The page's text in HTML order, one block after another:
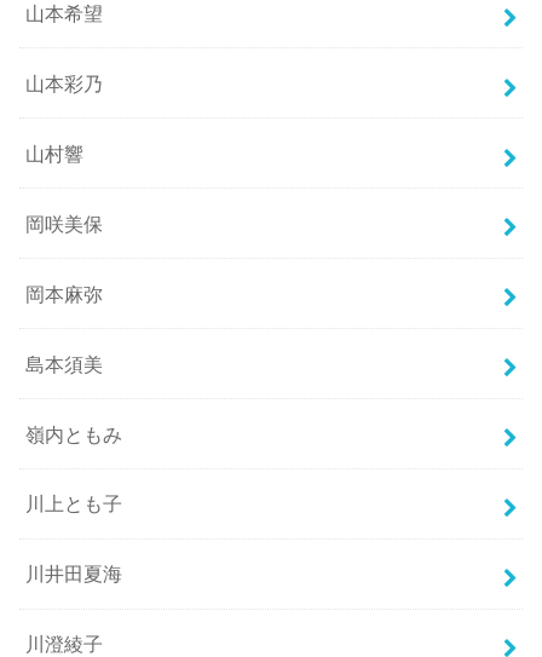
山本希望
山本彩乃
山村響
岡咲美保
岡本麻弥
島本須美
嶺内ともみ
川上とも子
川井田夏海
川澄綾子